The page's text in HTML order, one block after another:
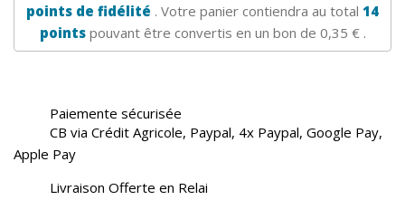
points de fidélité . Votre panier contiendra au total 14
pointspouvant être convertis en un bon de 0,35 €.
Paiemente sécurisée
CB via Crédit Agricole, Paypal, 4x Paypal, Google Pay,
Apple Pay
Livraison Offerte en Relai